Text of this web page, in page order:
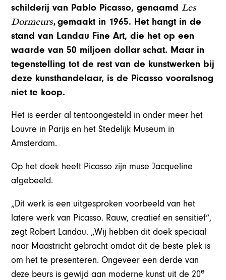
schilderij van Pablo Picasso, genaamdLes
Dormeurs,gemaakt in 1965. Het hangt in de
stand van Landau Fine Art, die het op een
waarde van 50 miljoen dollar schat. Maar in
tegenstelling tot de rest van de kunstwerken bij
deze kunsthandelaar, is de Picasso vooralsnog
niet te koop.
Het is eerder al tentoongesteld in onder meer het
Louvre in Parijs en het Stedelijk Museum in
Amsterdam.
Op het doek heeft Picasso zijn muse Jacqueline
afgebeeld.
„Dit werk is een uitgesproken voorbeeld van het
latere werk van Picasso. Rauw, creatief en sensitief”,
zegt Robert Landau. „Wij hebben dit doek speciaal
naar Maastricht gebracht omdat dit de beste plek is
om het te presenteren. Ongeveer een derde van
deze beurs is gewijd aan moderne kunst uit de 20e